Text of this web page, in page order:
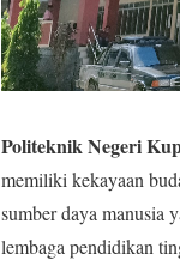
Politeknik Negeri
memiliki kekayaan
sumber daya manusia
lembaga pendidikan